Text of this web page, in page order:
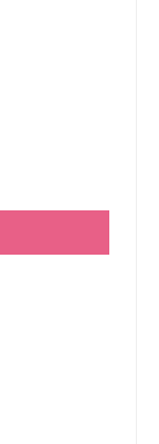
ein